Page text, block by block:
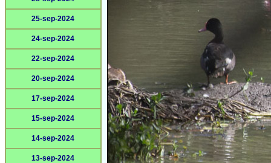
25-sep-2024
24-sep-2024
22-sep-2024
20-sep-2024
17-sep-2024
15-sep-2024
14-sep-2024
13-sep-2024